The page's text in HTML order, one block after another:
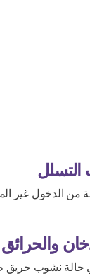
من الدخول غير
والحرائق
حالة نشوب